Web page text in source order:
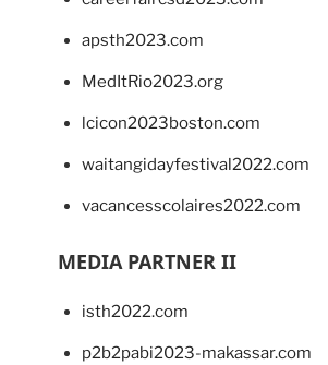
apsth2023.com
MedItRio2023.org
lcicon2023boston.com
waitangidayfestival2022.com
vacancesscolaires2022.com
MEDIA PARTNER II
isth2022.com
p2b2pabi2023-makassar.com